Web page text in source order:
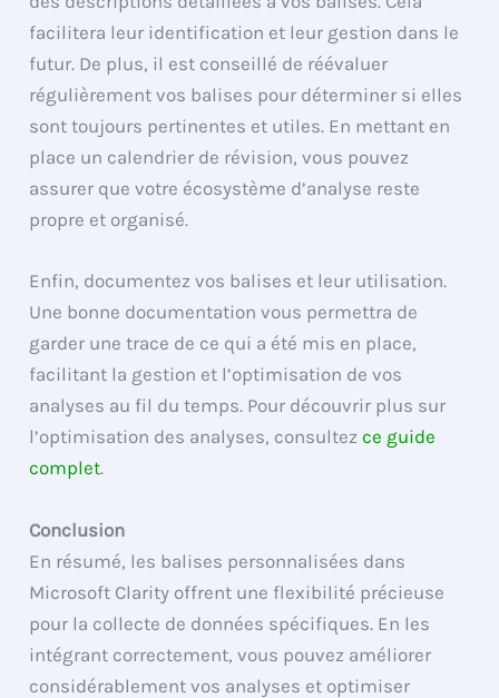
facilitera leur identification et leur gestion dans le
futur. De plus, il est conseillé de réévaluer
régulièrement vos balises pour déterminer si elles
sont toujours pertinentes et utiles. En mettant en
place un calendrier de révision, vous pouvez
assurer que votre écosystème d’analyse reste
propre et organisé.
Enfin, documentez vos balises et leur utilisation.
Une bonne documentation vous permettra de
garder une trace de ce qui a été mis en place,
facilitant la gestion et l’optimisation de vos
analyses au fil du temps. Pour découvrir plus sur
l’optimisation des analyses, consultezce guide
complet.
Conclusion
En résumé, les balises personnalisées dans
Microsoft Clarity offrent une flexibilité précieuse
pour la collecte de données spécifiques. En les
intégrant correctement, vous pouvez améliorer
considérablement vos analyses et optimiser